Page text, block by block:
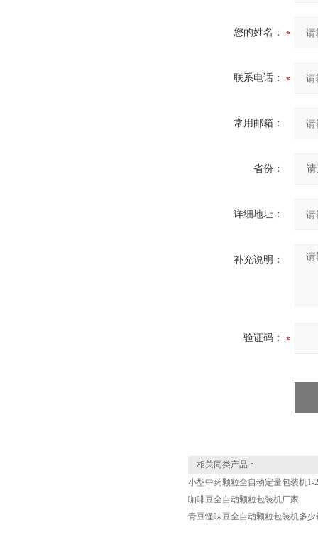
您的姓名：
联系电话：
常用邮箱：
省份：
详细地址：
补充说明：
验证码：
相关同类产品：
小型中药颗粒全自动定量包装机1-
咖啡豆全自动颗粒包装机厂家
青豆怪味豆全自动颗粒包装机多少